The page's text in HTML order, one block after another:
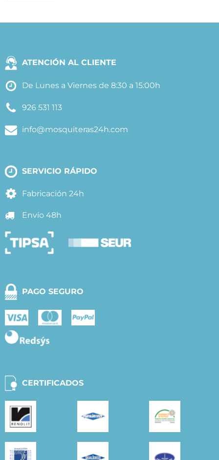
ATENCIÓN AL CLIENTE
De Lunes a Viernes de 8:30 a 15:00h
926 531 113
info@mosquiteras24h.com
SERVICIO RÁPIDO
Fabricación 24h
Envío 48h
PAGO SEGURO
CERTIFICADOS